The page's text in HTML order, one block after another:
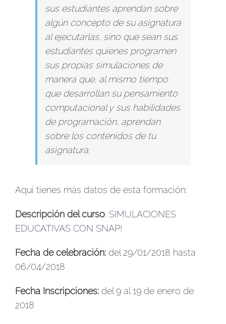
sus estudiantes aprendan sobre
algún concepto de su asignatura
al ejecutarlas, sino que sean sus
estudiantes quienes programen
sus propias simulaciones de
manera que, al mismo tiempo
que desarrollan su pensamiento
computacional y sus habilidades
de programación, aprendan
sobre los contenidos de tu
asignatura.
Aquí tienes más datos de esta formación:
Descripción del curso: SIMULACIONES
EDUCATIVAS CON SNAP!
Fecha de celebración: del 29/01/2018 hasta
06/04/2018
Fecha Inscripciones: del 9 al 19 de enero de
2018